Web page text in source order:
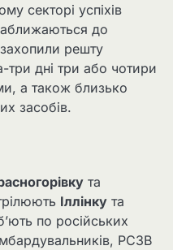
секторі успіхів
до
решту
три дні три або чотири
а також близько
засобів.
та
Іллінку та
по російських
РСЗВ